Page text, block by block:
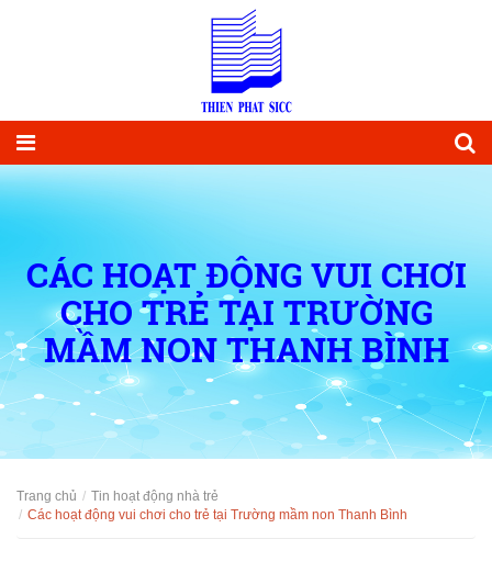
CÁC HOẠT ĐỘNG VUI CHƠI
CHO TRẺ TẠI TRƯỜNG
MẦM NON THANH BÌNH
Trang chủ
Tin hoạt động nhà trẻ
Các hoạt động vui chơi cho trẻ tại Trường mầm non Thanh Bình